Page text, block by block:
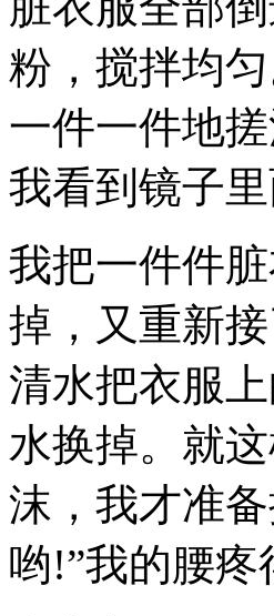
粉，搅拌均
一件一件地
我看到镜子
我把一件件
掉，又重新
清水把衣服
水换掉。就
沫，我才准
哟!”我的腰